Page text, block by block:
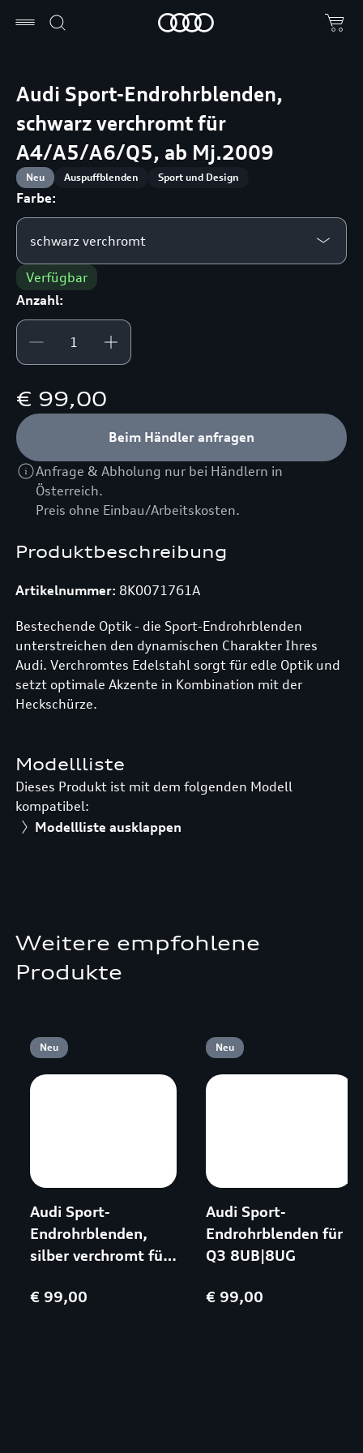
Produktbeschreibung
Artikelnummer: 8K0071761A
Bestechende Optik - die Sport-Endrohrblenden
unterstreichen den dynamischen Charakter Ihres
Audi. Verchromtes Edelstahl sorgt für edle Optik und
setzt optimale Akzente in Kombination mit der
Heckschürze.
Modellliste
Dieses Produkt ist mit dem folgenden Modell
kompatibel:
Modellliste ausklappen
Audi Sport-Endrohrblenden,
schwarz verchromt für
A4/A5/A6/Q5, ab Mj.2009
Neu Auspuffblenden Sport und Design
Farbe:
schwarz verchromt
Verfügbar
Anzahl:
€ 99,00
Beim Händler anfragen
Anfrage & Abholung nur bei Händlern in
Österreich.
Preis ohne Einbau/Arbeitskosten.
Weitere empfohlene
Produkte
Neu
Audi Sport-
Endrohrblenden,
silber verchromt für
€ 99,00
Neu
Audi Sport-
Endrohrblenden für
Q3 8UB|8UG
€ 99,00